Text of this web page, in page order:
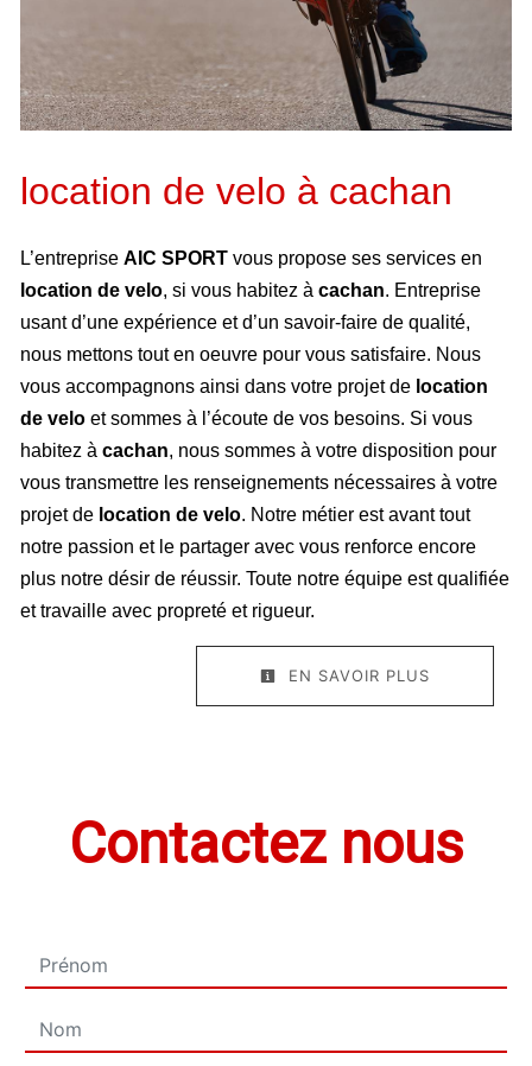
location de velo à cachan
L’entreprise AIC SPORT vous propose ses services en
location de velo, si vous habitez à cachan. Entreprise
usant d’une expérience et d’un savoir-faire de qualité,
nous mettons tout en oeuvre pour vous satisfaire. Nous
vous accompagnons ainsi dans votre projet de location
de velo et sommes à l’écoute de vos besoins. Si vous
habitez à cachan, nous sommes à votre disposition pour
vous transmettre les renseignements nécessaires à votre
projet de location de velo. Notre métier est avant tout
notre passion et le partager avec vous renforce encore
plus notre désir de réussir. Toute notre équipe est qualifiée
et travaille avec propreté et rigueur.
EN SAVOIR PLUS
Contactez nous